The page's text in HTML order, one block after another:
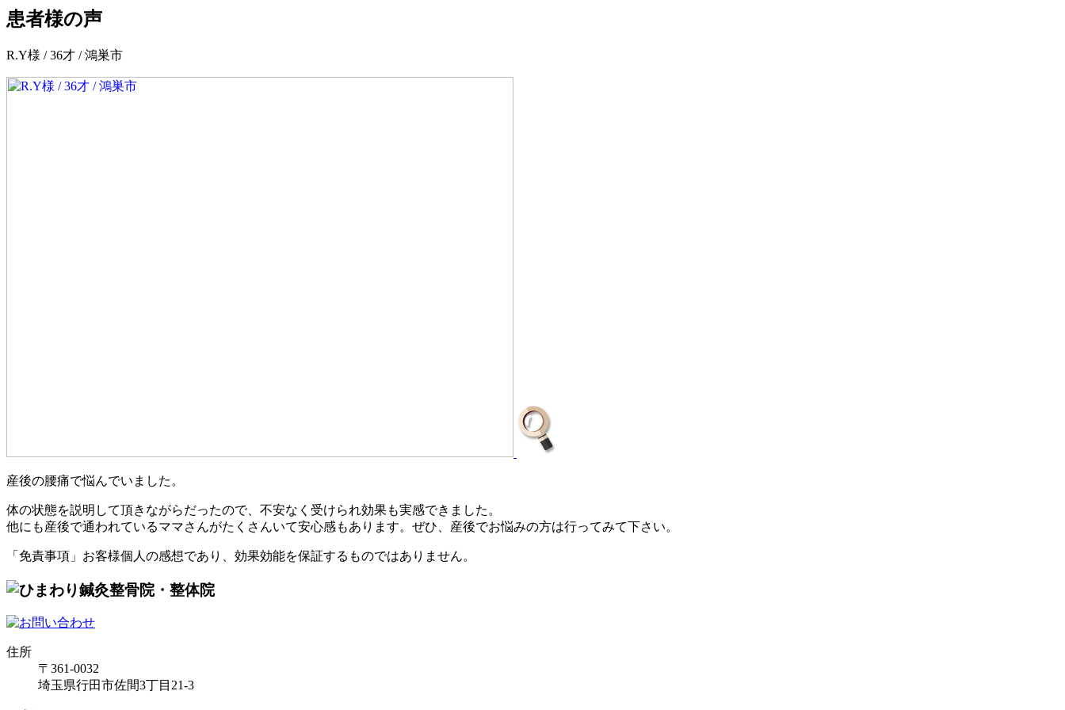
患者様の声
R.Y様 / 36才 / 鴻巣市
産後の腰痛で悩んでいました。
体の状態を説明して頂きながらだったので、不安なく受けられ効果も実感できました。
他にも産後で通われているママさんがたくさんいて安心感もあります。ぜひ、産後でお悩みの方は行ってみて下さい。
「免責事項」お客様個人の感想であり、効果効能を保証するものではありません。
住所
〒361-0032
埼玉県行田市佐間3丁目21-3